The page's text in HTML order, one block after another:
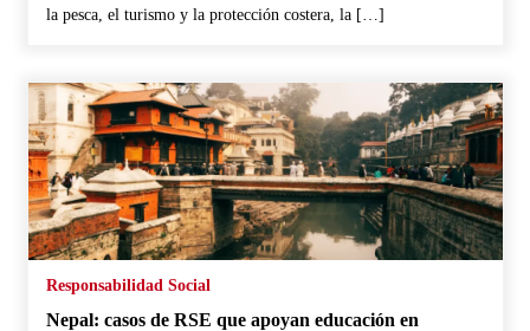
la pesca, el turismo y la protección costera, la […]
Responsabilidad Social
Nepal: casos de RSE que apoyan educación en